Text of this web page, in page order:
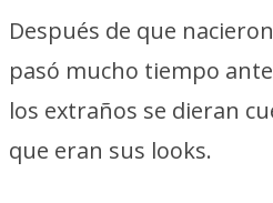
Después de que
pasó mucho tiempo
los extraños se dieran
que eran sus looks.